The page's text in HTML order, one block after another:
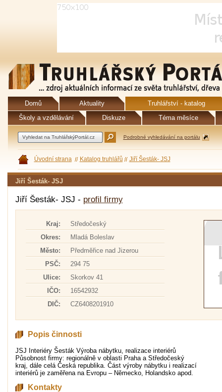
Domů Aktuality
Truhlářství - katalog
Školy a vzdělávání
Diskuze Téma měsíce
Podrobné vyhledávání na portálu
Úvodní strana Katalog truhlářů Jiří Šesták- JSJ
Jiří Šesták- JSJ
Jiří Šesták- JSJ - profil firmy
Kraj:
Středočeský
Okres:
Mladá Boleslav
Město:
Předměřice nad Jizerou
PSČ:
294 75
Ulice:
Skorkov 41
IČO:
16542932
DIČ:
CZ6408201910
Popis činnosti
JSJ Interiéry Šesták Výroba nábytku, realizace interiérů
Působnost firmy: regionálně v oblasti Praha a Středočeský
kraj, dále celá Česká republika. Část výroby nábytku i realizací
interiérů je zaměřena na Evropu – Německo, Holandsko apod.
Kontakty